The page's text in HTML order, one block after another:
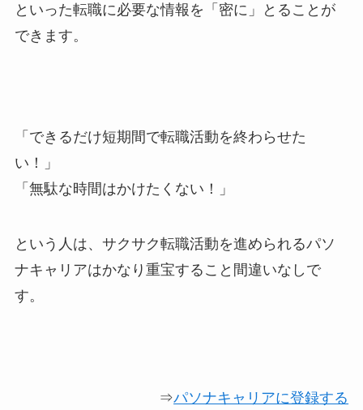
といった転職に必要な情報を「密に」とることが
できます。
「できるだけ短期間で転職活動を終わらせた
い！」
「無駄な時間はかけたくない！」
という人は、サクサク転職活動を進められるパソ
ナキャリアはかなり重宝すること間違いなしで
す。
⇒パソナキャリアに登録する